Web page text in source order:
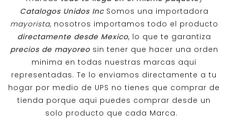
Catalogos Unidos IncSomos una importadora
mayorista, nosotros importamos todo el producto
directamente desde Mexico, lo que te garantiza
precios de mayoreosin tener que hacer una orden
minima en todas nuestras marcas aqui
representadas. Te lo enviamos directamente a tu
hogar por medio de UPS no tienes que comprar de
tienda porque aqui puedes comprar desde un
solo producto que cada Marca.